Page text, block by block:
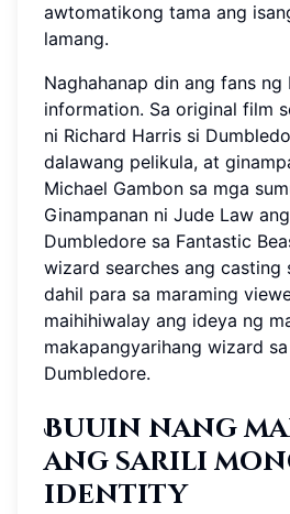
awtomatikong tama ang
lamang.
Naghahanap din ang fans
information. Sa original film
ni Richard Harris si
dalawang pelikula, at
Michael Gambon sa mga
Ginampanan ni Jude Law
Dumbledore sa Fantastic
wizard searches ang casting
dahil para sa maraming
maihihiwalay ang ideya ng
makapangyarihang wizard
Dumbledore.
Buuin nang
ang sarili
identity